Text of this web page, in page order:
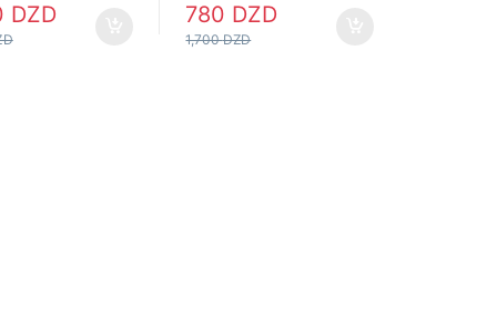
DZD 780 DZD
1,700DZD